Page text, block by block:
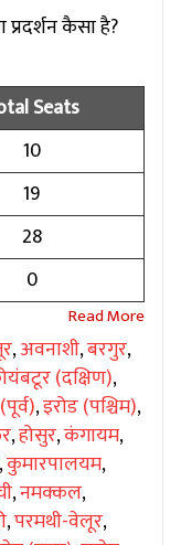
कैसा है?
Seats
10
19
28
0
,अवनाशी,बरगुर,
(दक्षिण),
,इरोड (पश्चिम),
,होसुर,कंगायम,
,कुमारपालयम,
,नमक्कल,
,परमथी-वेलूर,